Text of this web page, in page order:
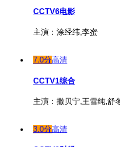
CCTV6电影
主演：涂经纬,李蜜
7.0分高清
CCTV1综合
主演：撒贝宁,王雪纯,舒
3.0分高清